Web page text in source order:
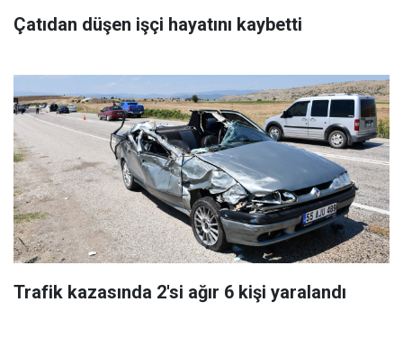
Çatıdan düşen işçi hayatını kaybetti
Trafik kazasında 2'si ağır 6 kişi yaralandı